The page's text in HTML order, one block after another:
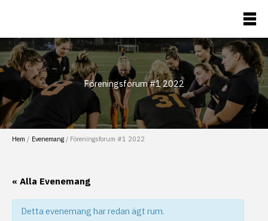
Föreningsforum #1 2022
Hem Evenemang Föreningsforum #1 2022
« Alla Evenemang
Detta evenemang har redan ägt rum.